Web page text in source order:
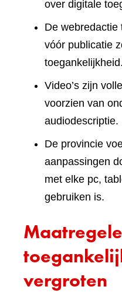
over digitale
De webredactie
vóór publicatie
toegankelijkheid.
Video’s zijn
voorzien van
audiodescriptie.
De provincie
aanpassingen
met elke pc,
gebruiken is.
vergroten